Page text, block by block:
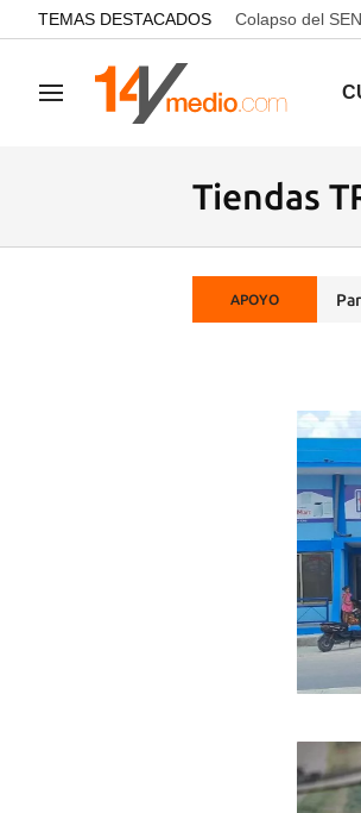
common.go-to-content
TEMAS DESTACADOS Colapso del SEN
Navegación
Tiendas
APOYO